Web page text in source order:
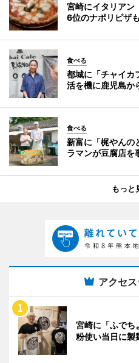
宮崎にイタリア
6位のナポリピザ
食べる
都城に「チャイ
活を機に鹿児島か
食べる
新富に「梶やん
ラマンが豆腐店を
もっと
アクセ
宮崎に「ふで
粉使い当日に製